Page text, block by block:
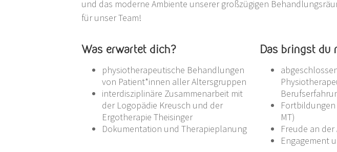
und das moderne Ambiente unserer großzügigen
für unser Team!
Was erwartet dich?
physiotherapeutische Behandlungen
von Patient*innen aller Altersgruppen
interdisziplinäre Zusammenarbeit mit
der Logopädie Kreusch und der
Ergotherapie Theisinger
Dokumentation und Therapieplanung
Das bringst du
Fortbildungen
MT)
Freude an
Engagement